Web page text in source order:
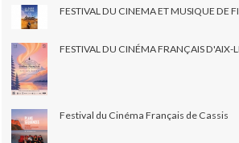
FESTIVAL DU CINEMA ET MUSIQUE DE
FESTIVAL DU CINÉMA FRANÇAIS D'AIX-
Festival du Cinéma Français de Cassis